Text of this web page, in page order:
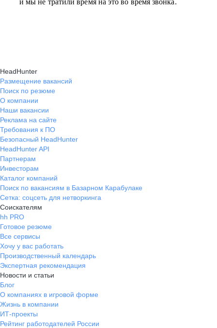
и мы не тратили время на это во время звонка.
HeadHunter
Размещение вакансий
Поиск по резюме
О компании
Наши вакансии
Реклама на сайте
Требования к ПО
Безопасный HeadHunter
HeadHunter API
Партнерам
Инвесторам
Каталог компаний
Поиск по вакансиям в Базарном Карабулаке
Сетка: соцсеть для нетворкинга
Соискателям
hh PRO
Готовое резюме
Все сервисы
Хочу у вас работать
Производственный календарь
Экспертная рекомендация
Новости и статьи
Блог
О компаниях в игровой форме
Жизнь в компании
ИТ-проекты
Рейтинг работодателей России